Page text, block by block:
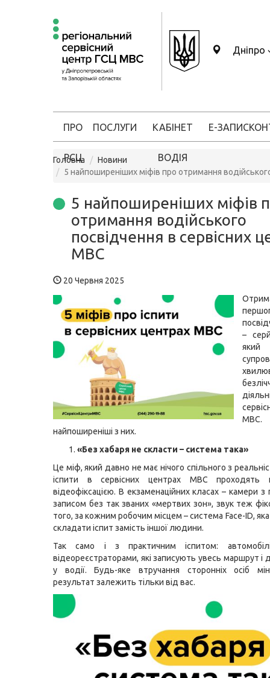
Дніпро
ПРО
РСЦ
ПОСЛУГИ КАБІНЕТ
ВОДІЯ
Е-ЗАПИС
Головна
Новини
5 найпоширеніших міфів про отримання
5 найпоширеніших міфів
отримання водійського
посвідчення в сервісних
МВС
20 Червня 2025
–
МВС.
найпоширеніші з них.
«Без хабаря не скласти – система така»
Це міф, який давно не має нічого спільного з
іспити в сервісних центрах МВС проходять
відеофіксацією. В екзаменаційних класах – камери
записом без так званих «мертвих зон», звук теж
того, за кожним робочим місцем – система Face-ID,
складати іспит замість іншої людини.
Так само і з практичним іспитом:
відеореєстраторами, які записують увесь маршрут і
у водії. Будь-яке втручання сторонніх осіб
результат залежить тільки від вас.